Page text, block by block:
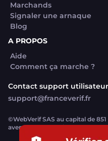
Marchands
Signaler une arnaque
Blog
A PROPOS
Aide
Comment ça marche ?
Contact support
support@franceverif.fr
©WebVerif SAS au capital de
avenue Jean Moulin, 93100